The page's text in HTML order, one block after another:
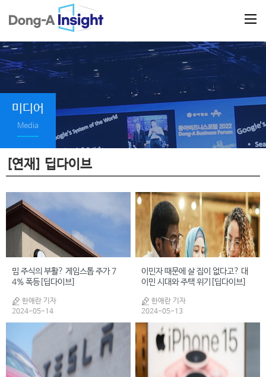
미디어
Media
[연재] 딥다이브
밈 주식의 부활? 게임스톱 주가 7
4% 폭등[딥다이브]
한애란 기자
2024-05-14
이민자 때문에 살 집이 없다고? 대
이민 시대와 주택 위기[딥다이브]
한애란 기자
2024-05-13